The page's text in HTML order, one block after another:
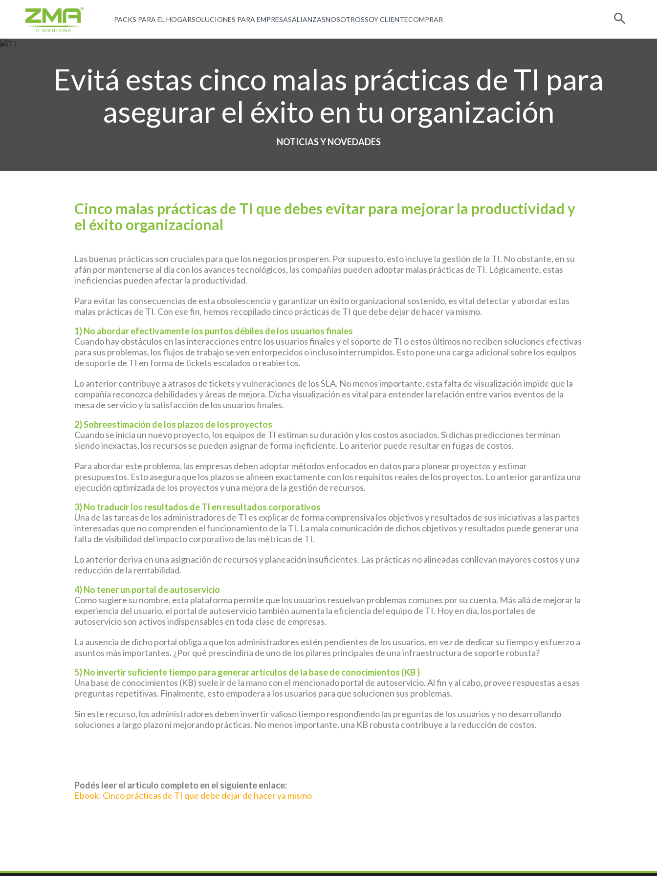
PACKS PARA EL HOGARSOLUCIONES PARA EMPRESASALIANZASNOSOTROSSOY CLIENTECOMPRAR
Evitá estas cinco malas prácticas de TI para
asegurar el éxito en tu organización
NOTICIAS Y NOVEDADES
Cinco malas prácticas de TI que debes evitar para mejorar la productividad y
el éxito organizacional
Las buenas prácticas son cruciales para que los negocios prosperen. Por supuesto, esto incluye la gestión de la TI. No obstante, en su
afán por mantenerse al día con los avances tecnológicos, las compañías pueden adoptar malas prácticas de TI. Lógicamente, estas
ineficiencias pueden afectar la productividad.
Para evitar las consecuencias de esta obsolescencia y garantizar un éxito organizacional sostenido, es vital detectar y abordar estas
malas prácticas de TI. Con ese fin, hemos recopilado cinco prácticas de TI que debe dejar de hacer ya mismo.
1) No abordar efectivamente los puntos débiles de los usuarios finales
Cuando hay obstáculos en las interacciones entre los usuarios finales y el soporte de TI o estos últimos no reciben soluciones efectivas
para sus problemas, los flujos de trabajo se ven entorpecidos o incluso interrumpidos. Esto pone una carga adicional sobre los equipos
de soporte de TI en forma de tickets escalados o reabiertos.
Lo anterior contribuye a atrasos de tickets y vulneraciones de los SLA. No menos importante, esta falta de visualización impide que la
compañía reconozca debilidades y áreas de mejora. Dicha visualización es vital para entender la relación entre varios eventos de la
mesa de servicio y la satisfacción de los usuarios finales.
2) Sobreestimación de los plazos de los proyectos
Cuando se inicia un nuevo proyecto, los equipos de TI estiman su duración y los costos asociados. Si dichas predicciones terminan
siendo inexactas, los recursos se pueden asignar de forma ineficiente. Lo anterior puede resultar en fugas de costos.
Para abordar este problema, las empresas deben adoptar métodos enfocados en datos para planear proyectos y estimar
presupuestos. Esto asegura que los plazos se alineen exactamente con los requisitos reales de los proyectos. Lo anterior garantiza una
ejecución optimizada de los proyectos y una mejora de la gestión de recursos.
3) No traducir los resultados de TI en resultados corporativos
Una de las tareas de los administradores de TI es explicar de forma comprensiva los objetivos y resultados de sus iniciativas a las partes
interesadas que no comprenden el funcionamiento de la TI. La mala comunicación de dichos objetivos y resultados puede generar una
falta de visibilidad del impacto corporativo de las métricas de TI.
Lo anterior deriva en una asignación de recursos y planeación insuficientes. Las prácticas no alineadas conllevan mayores costos y una
reducción de la rentabilidad.
4) No tener un portal de autoservicio
Como sugiere su nombre, esta plataforma permite que los usuarios resuelvan problemas comunes por su cuenta. Más allá de mejorar la
experiencia del usuario, el portal de autoservicio también aumenta la eficiencia del equipo de TI. Hoy en día, los portales de
autoservicio son activos indispensables en toda clase de empresas.
La ausencia de dicho portal obliga a que los administradores estén pendientes de los usuarios, en vez de dedicar su tiempo y esfuerzo a
asuntos más importantes. ¿Por qué prescindiría de uno de los pilares principales de una infraestructura de soporte robusta?
5) No invertir suficiente tiempo para generar artículos de la base de conocimientos (KB )
Una base de conocimientos (KB) suele ir de la mano con el mencionado portal de autoservicio. Al fin y al cabo, provee respuestas a esas
preguntas repetitivas. Finalmente, esto empodera a los usuarios para que solucionen sus problemas.
Sin este recurso, los administradores deben invertir valioso tiempo respondiendo las preguntas de los usuarios y no desarrollando
soluciones a largo plazo ni mejorando prácticas. No menos importante, una KB robusta contribuye a la reducción de costos.
Podés leer el artículo completo en el siguiente enlace:
Ebook: Cinco prácticas de TI que debe dejar de hacer ya mismo